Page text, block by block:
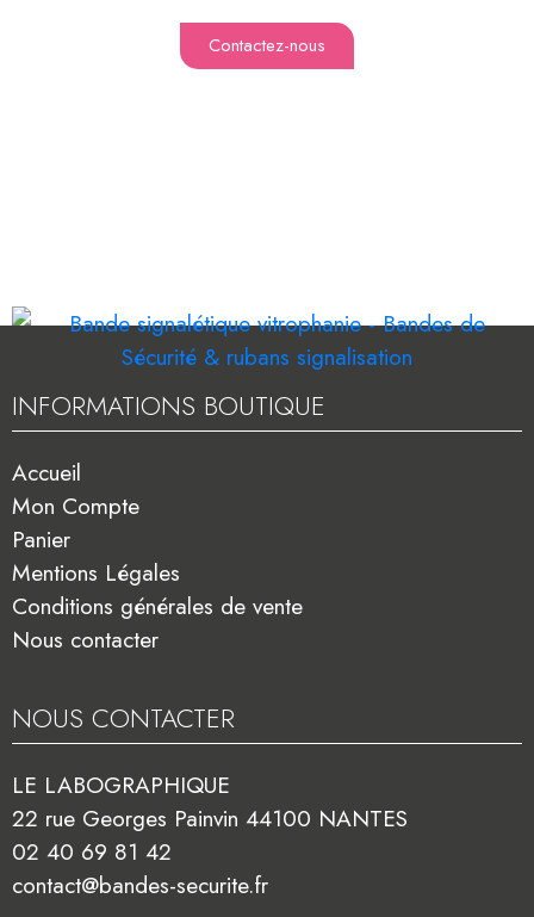
Contactez-nous
INFORMATIONS BOUTIQUE
Accueil
Mon Compte
Panier
Mentions Légales
Conditions générales de vente
Nous contacter
NOUS CONTACTER
LE LABOGRAPHIQUE
22 rue Georges Painvin 44100 NANTES
02 40 69 81 42
contact@bandes-securite.fr